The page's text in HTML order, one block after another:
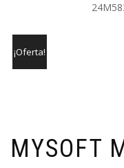
¡Oferta!
MYSOFT